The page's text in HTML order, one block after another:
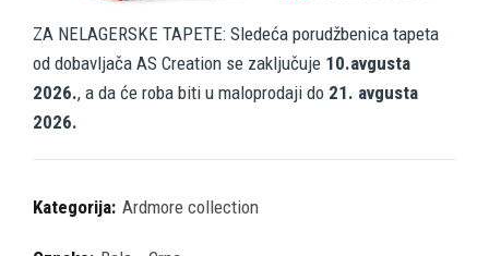
ZA NELAGERSKE TAPETE: Sledeća porudžbenica tapeta
od dobavljača AS Creation se zaključuje 10.avgusta
2026., a da će roba biti u maloprodaji do 21. avgusta
2026.
Kategorija: Ardmore collection